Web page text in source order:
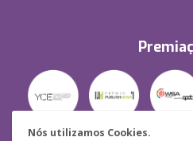
Nós utilizamos Cookies.